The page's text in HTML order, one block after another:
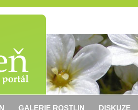
GALERIE ROSTLIN DISKUZE